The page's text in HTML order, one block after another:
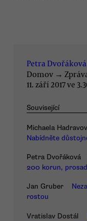
Petra Dvořáková
Domov →
11. září 2017 ve
Související
Michaela
Nabídněte
Petra Dvořáková
200 korun,
Jan Gruber
rostou
Vratislav Dostál